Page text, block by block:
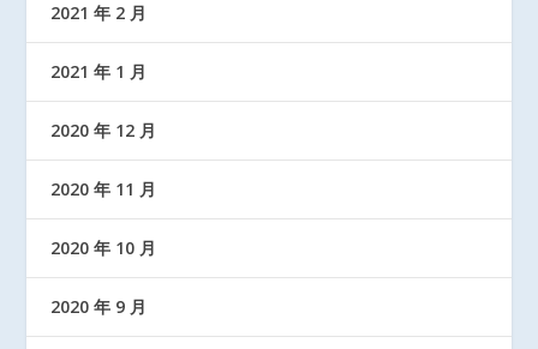
2021 年 2 月
2021 年 1 月
2020 年 12 月
2020 年 11 月
2020 年 10 月
2020 年 9 月